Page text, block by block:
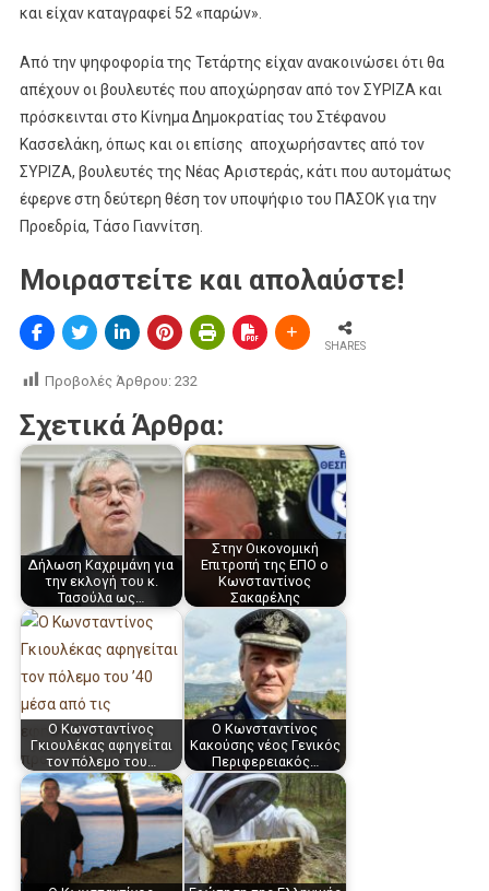
και είχαν καταγραφεί 52 «παρών».
Από την ψηφοφορία της Τετάρτης είχαν ανακοινώσει ότι θα
απέχουν οι βουλευτές που αποχώρησαν από τον ΣΥΡΙΖΑ και
πρόσκεινται στο Κίνημα Δημοκρατίας του Στέφανου
Κασσελάκη, όπως και οι επίσης αποχωρήσαντες από τον
ΣΥΡΙΖΑ, βουλευτές της Νέας Αριστεράς, κάτι που αυτομάτως
έφερνε στη δεύτερη θέση τον υποψήφιο του ΠΑΣΟΚ για την
Προεδρία, Τάσο Γιαννίτση.
Μοιραστείτε και απολαύστε!
SHARES
Προβολές Άρθρου: 232
Σχετικά Άρθρα:
Δήλωση Καχριμάνη για
την εκλογή του κ.
Τασούλα ως…
Στην Οικονομική
Επιτροπή της ΕΠΟ ο
Κωνσταντίνος
Σακαρέλης
Ο Κωνσταντίνος
Γκιουλέκας αφηγείται
τον πόλεμο του…
Ο Κωνσταντίνος
Κακούσης νέος Γενικός
Περιφερειακός…